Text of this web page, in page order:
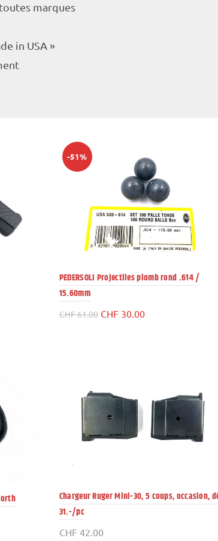
marques
in USA »
-51%
PEDERSOLI Projectiles plomb rond .614 /
15.60mm
CHF61.00 Le
CHF 30.00Le
Chargeur Ruger Mini-30, 5 coups, occasion,
31.-/pc
CHF 42.00